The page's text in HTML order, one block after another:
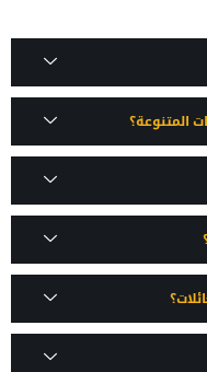
المتنوعة؟